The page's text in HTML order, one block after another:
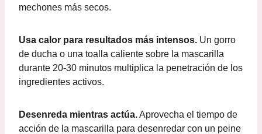
mechones más secos.
Usa calor para resultados más intensos. Un gorro
de ducha o una toalla caliente sobre la mascarilla
durante 20-30 minutos multiplica la penetración de los
ingredientes activos.
Desenreda mientras actúa.Aprovecha el tiempo de
acción de la mascarilla para desenredar con un peine